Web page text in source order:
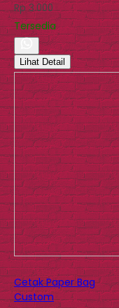
Rp 3.000
Tersedia
Lihat Detail
Cetak Paper Bag
Custom